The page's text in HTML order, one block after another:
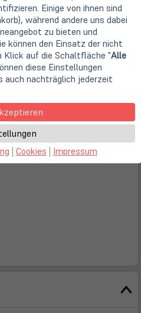
Einige von ihnen sind
während andere uns dabei
zu bieten und
können den Einsatz der nicht
Klick auf die Schaltfläche "Alle
diese Einstellungen
auch nachträglich jederzeit
| Cookies | Impressum